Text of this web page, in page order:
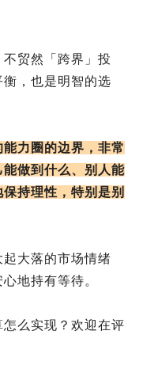
贸然「跨界」投
，也是明智的选
能力圈的边界，非常
做到什么、别人能
持理性，特别是别
大落的市场情绪
地持有等待。
么实现？欢迎在评